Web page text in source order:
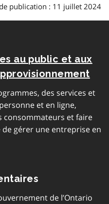
publication : 11 juillet 2024
au public et aux
des services et
et en ligne,
consommateurs et faire
de gérer une entreprise en
de l’Ontario